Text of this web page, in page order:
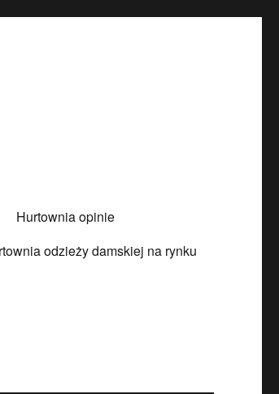
Hurtownia opinie
odzieży damskiej na rynku